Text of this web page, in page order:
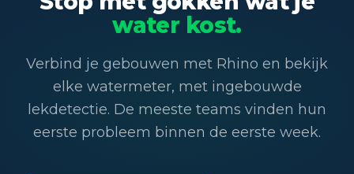
water kost.
Verbind je gebouwen met Rhino en bekijk
elke watermeter, met ingebouwde
lekdetectie. De meeste teams vinden hun
eerste probleem binnen de eerste week.